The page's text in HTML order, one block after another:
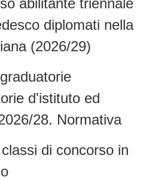
abilitante triennale
diplomati nella
(2026/29)
d'istituto ed
28. Normativa
di concorso in